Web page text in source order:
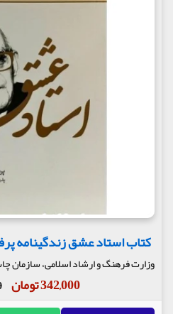
کتاب استاد عشق زندگینامه
وزارت فرهنگ و ارشاد اسلامی، سازمان
342,000 تومان